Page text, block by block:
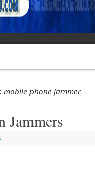
mobile phone jammer
Jammers